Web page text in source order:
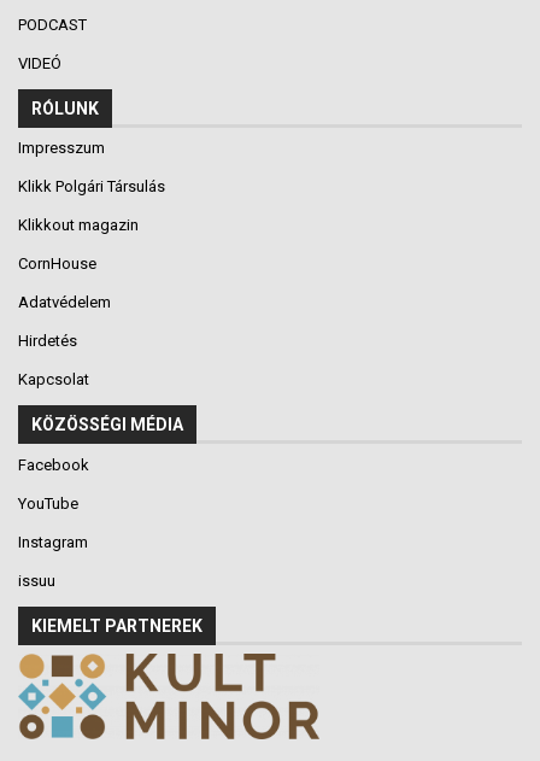
PODCAST
VIDEÓ
RÓLUNK
Impresszum
Klikk Polgári Társulás
Klikkout magazin
CornHouse
Adatvédelem
Hirdetés
Kapcsolat
KÖZÖSSÉGI MÉDIA
Facebook
YouTube
Instagram
issuu
KIEMELT PARTNEREK